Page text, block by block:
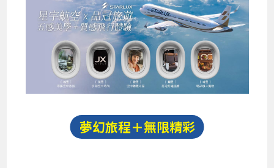
夢幻旅程＋無限精彩